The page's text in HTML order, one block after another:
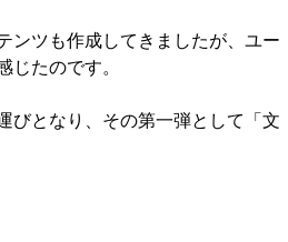
ンツも作成してきましたが、ユー
じたのです。
びとなり、その第一弾として「文